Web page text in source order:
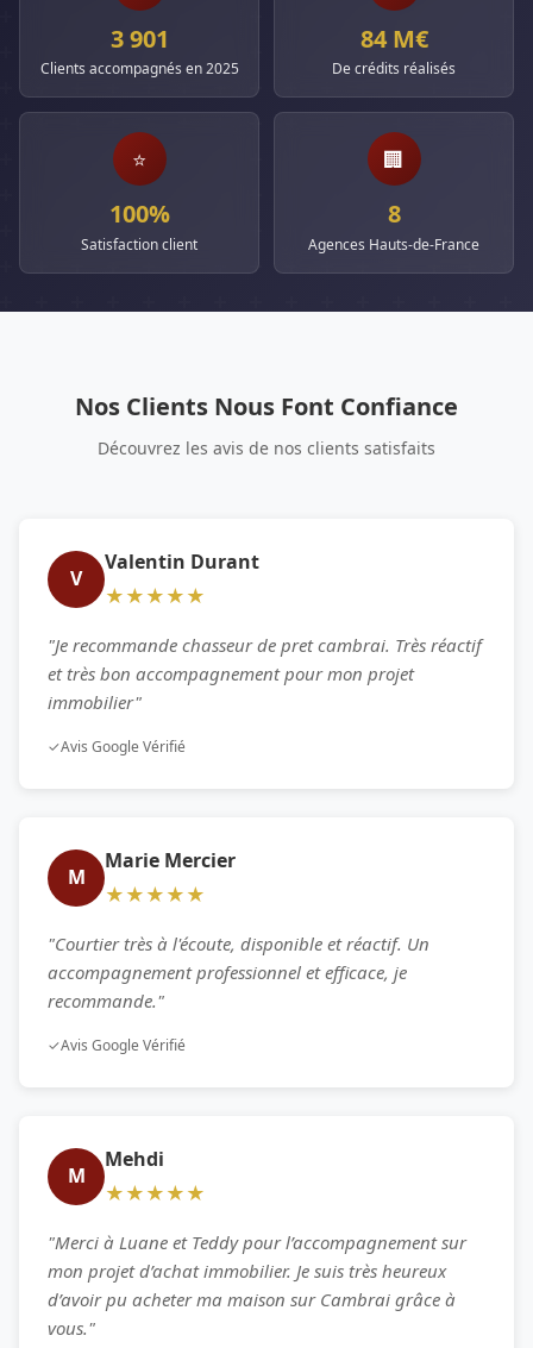
3 901
Clients accompagnés en 2025
84 M€
De crédits réalisés
⭐
100%
Satisfaction client
🏢
8
Agences Hauts-de-France
Nos Clients Nous Font Confiance
Découvrez les avis de nos clients satisfaits
V
Valentin Durant
★★★★★
"Je recommande chasseur de pret cambrai. Très réactif
et très bon accompagnement pour mon projet
immobilier"
✓Avis Google Vérifié
M
Marie Mercier
★★★★★
"Courtier très à l'écoute, disponible et réactif. Un
accompagnement professionnel et efficace, je
recommande."
✓Avis Google Vérifié
M
Mehdi
★★★★★
"Merci à Luane et Teddy pour l’accompagnement sur
mon projet d’achat immobilier. Je suis très heureux
d’avoir pu acheter ma maison sur Cambrai grâce à
vous."